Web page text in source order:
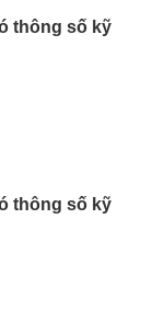
thông số kỹ
thông số kỹ